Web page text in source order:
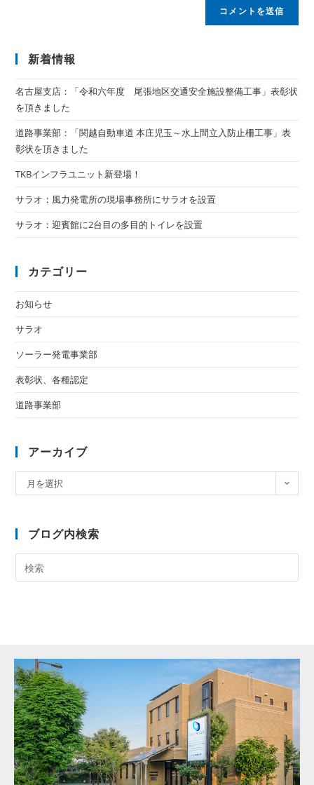
新着情報
名古屋支店：「令和六年度 尾張地区交通安全施設整備工事」表彰状
を頂きました
道路事業部：「関越自動車道 本庄児玉～水上間立入防止柵工事」表
彰状を頂きました
TKBインフラユニット新登場！
サラオ：風力発電所の現場事務所にサラオを設置
サラオ：迎賓館に2台目の多目的トイレを設置
カテゴリー
お知らせ
サラオ
ソーラー発電事業部
表彰状、各種認定
道路事業部
アーカイブ
月を選択
ブログ内検索